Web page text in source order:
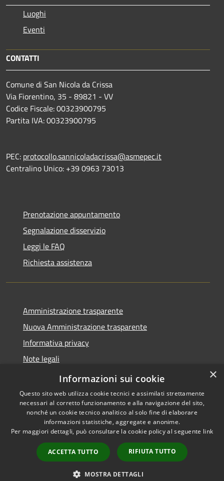
Luoghi
Eventi
CONTATTI
Comune di San Nicola da Crissa
Via Fiorentino, 35 - 89821 - VV
Codice Fiscale: 00323900795
Partita IVA: 00323900795
PEC: protocollo.sannicoladacrissa@asmepec.it
Centralino Unico: +39 0963 73013
Prenotazione appuntamento
Segnalazione disservizio
Leggi le FAQ
Richiesta assistenza
Amministrazione trasparente
Nuova Amministrazione trasparente
Informativa privacy
Note legali
Dichiarazione di accessibilità
Accessibilità
Copyright © 2026 • Comune di
San Nicola da Crissa • Powered
byMunicipium
Accesso
redazione
×
Informazioni sui cookie
Questo sito web utilizza cookie tecnici e assimilati strettamente
necessari al corretto funzionamento e alla navigazione del sito,
nonché un cookie tecnico analitico al solo fine di elaborare
informazioni statistiche, aggregate e anonime.
Per maggiori dettagli, può consultare la cookie policy al seguente link
ACCETTA TUTTO RIFIUTA TUTTO
MOSTRA DETTAGLI